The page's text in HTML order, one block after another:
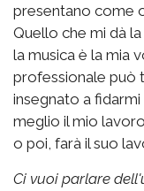
presentano come
Quello che mi dà
la musica è la mia
professionale può
insegnato a
meglio il mio
o poi, farà il suo
Ci vuoi parlare